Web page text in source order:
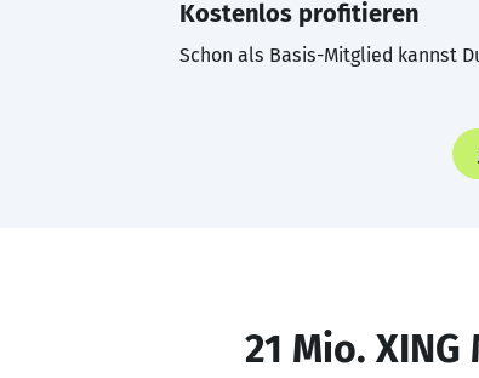
Kostenlos profitieren
Schon als Basis-Mitglied kannst
21 Mio.